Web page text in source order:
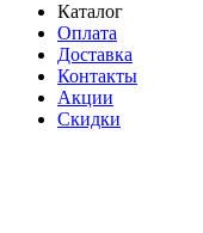
Каталог
Оплата
Доставка
Контакты
Акции
Скидки